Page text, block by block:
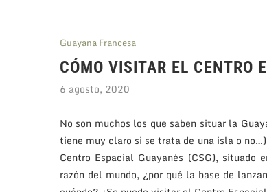
Guayana Francesa
CÓMO VISITAR EL CENTRO
6 agosto, 2020
No son muchos los que saben situar la
tiene muy claro si se trata de una isla o
Centro Espacial Guayanés (CSG),
razón del mundo, ¿por qué la base de